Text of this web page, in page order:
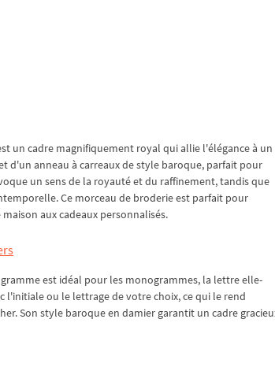
un cadre magnifiquement royal qui allie l'élégance à un
d'un anneau à carreaux de style baroque, parfait pour
un sens de la royauté et du raffinement, tandis que
Ce morceau de broderie est parfait pour
aux cadeaux personnalisés.
est idéal pour les monogrammes, la lettre elle-
l'initiale ou le lettrage de votre choix, ce qui le rend
Son style baroque en damier garantit un cadre